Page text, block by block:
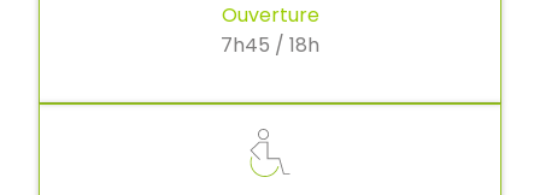
Ouverture
7h45 / 18h